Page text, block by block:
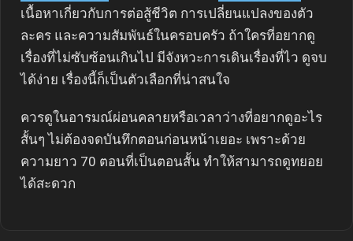
เนื้อหาเกี่ยวกับการต่อสู้ชีวิต การเปลี่ยนแปลงของตัว
ละคร และความสัมพันธ์ในครอบครัว ถ้าใครที่อยากดู
เรื่องที่ไม่ซับซ้อนเกินไป มีจังหวะการเดินเรื่องที่ไว ดูจบ
ได้ง่าย เรื่องนี้ก็เป็นตัวเลือกที่น่าสนใจ
ควรดูในอารมณ์ผ่อนคลายหรือเวลาว่างที่อยากดูอะไร
สั้นๆ ไม่ต้องจดบันทึกตอนก่อนหน้าเยอะ เพราะด้วย
ความยาว 70 ตอนที่เป็นตอนสั้น ทำให้สามารถดูทยอย
ได้สะดวก